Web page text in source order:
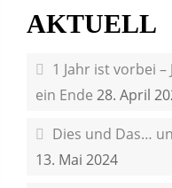
AKTUELL
1 Jahr ist vorbei
ein Ende 28. April
Dies und Das…
13. Mai 2024